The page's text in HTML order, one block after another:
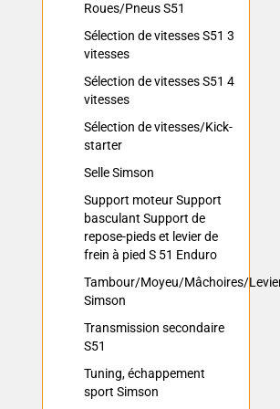
Roues/Pneus S51
Sélection de vitesses S51 3
vitesses
Sélection de vitesses S51 4
vitesses
Sélection de vitesses/Kick-
starter
Selle Simson
Support moteur Support
basculant Support de
repose-pieds et levier de
frein à pied S 51 Enduro
Tambour/Moyeu/Mâchoires/
Simson
Transmission secondaire
S51
Tuning, échappement
sport Simson